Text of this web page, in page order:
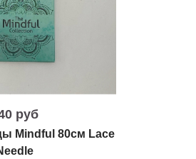
руб
Mindful 80см Lace